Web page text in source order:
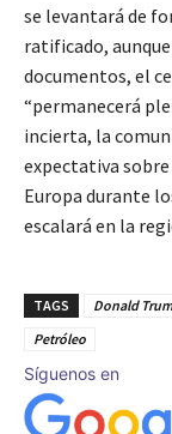
se levantará de
ratificado,
documentos, el
“permanecerá
incierta, la
expectativa
Europa durante
escalará en la
TAGS Donald
Petróleo
Síguenos en